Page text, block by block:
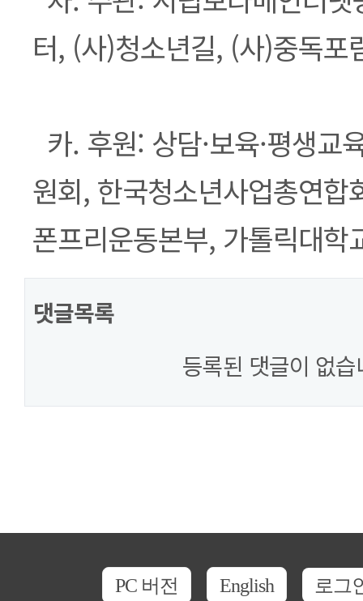
터, (사)청소년길, (사)중독포
카. 후원: 상담·보육·평생교
원회, 한국청소년사업총연합
폰프리운동본부, 가톨릭대학
댓글목록
등록된 댓글이 없습
PC 버전 English 로그